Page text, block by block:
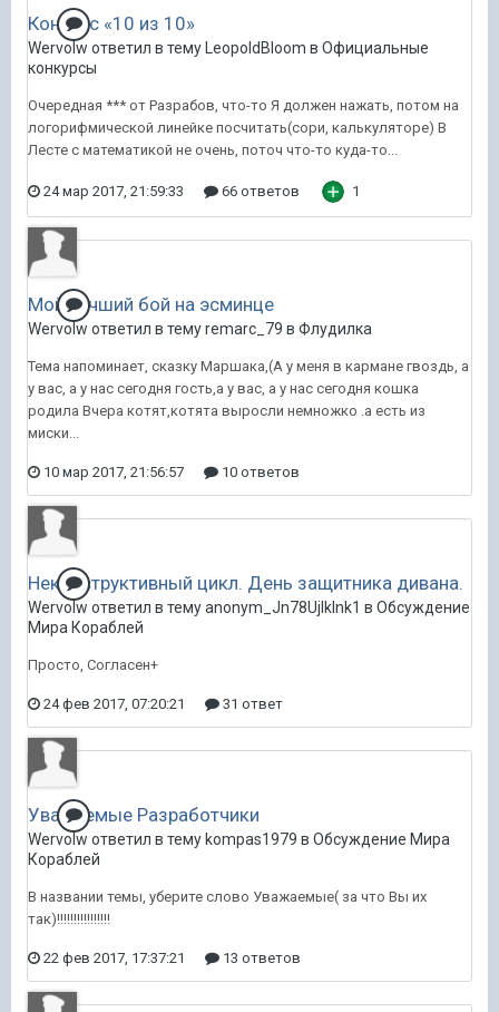
Конкурс «10 из 10»
Wervolw ответил в тему LeopoldBloom в Официальные
конкурсы
Очередная *** от Разрабов, что-то Я должен нажать, потом на
логорифмической линейке посчитать(сори, калькуляторе) В
Лесте с математикой не очень, поточ что-то куда-то...
24 мар 2017, 21:59:33 66 ответов 1
Мой лучший бой на эсминце
Wervolw ответил в тему remarc_79 в Флудилка
Тема напоминает, сказку Маршака,(А у меня в кармане гвоздь, а
у вас, а у нас сегодня гость,а у вас, а у нас сегодня кошка
родила Вчера котят,котята выросли немножко .а есть из
миски...
10 мар 2017, 21:56:57 10 ответов
Неконструктивный цикл. День защитника дивана.
Wervolw ответил в тему anonym_Jn78UjIkInk1 в Обсуждение
Мира Кораблей
Просто, Согласен+
24 фев 2017, 07:20:21 31 ответ
Уважаемые Разработчики
Wervolw ответил в тему kompas1979 в Обсуждение Мира
Кораблей
В названии темы, уберите слово Уважаемые( за что Вы их
так)!!!!!!!!!!!!!!!!
22 фев 2017, 17:37:21 13 ответов